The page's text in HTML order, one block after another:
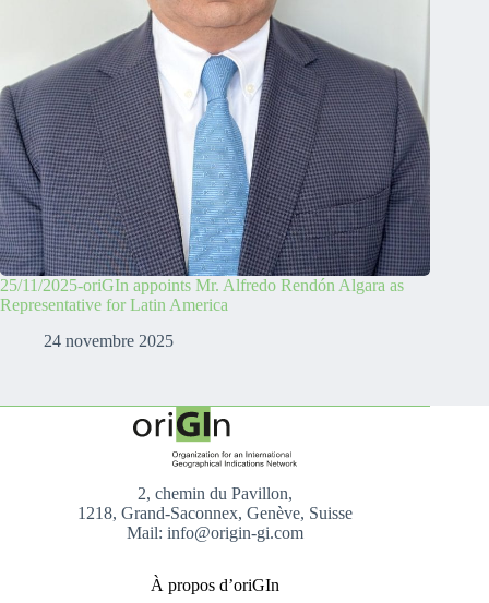
25/11/2025-oriGIn appoints Mr. Alfredo Rendón Algara as
Representative for Latin America
24 novembre 2025
2, chemin du Pavillon,
1218, Grand-Saconnex, Genève, Suisse
Mail: info@origin-gi.com
À propos d’oriGIn